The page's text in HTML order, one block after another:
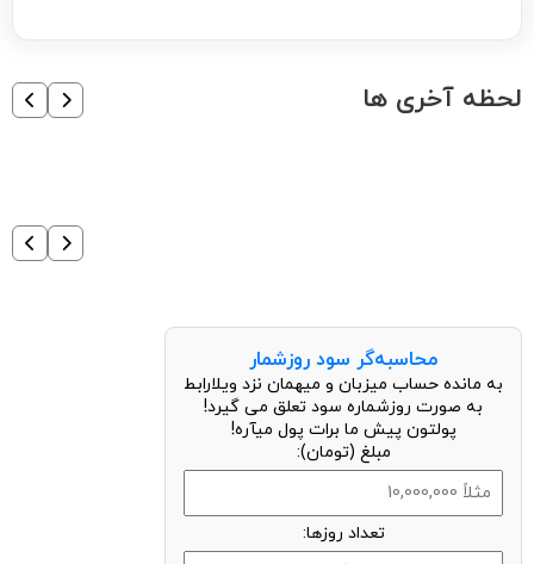
لحظه آخری ها
محاسبه‌گر سود روزشمار
به مانده حساب میزبان و میهمان نزد ویلارابط
به صورت روزشماره سود تعلق می گیرد!
پولتون پیش ما برات پول میآره!
مبلغ (تومان):
تعداد روزها: